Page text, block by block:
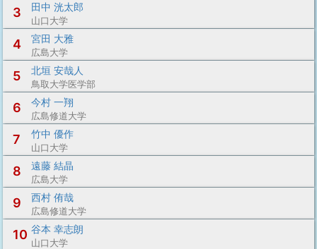
3 田中 洸太郎
山口大学
4 宮田 大雅
広島大学
5 北垣 安哉人
鳥取大学医学部
6 今村 一翔
広島修道大学
7 竹中 優作
山口大学
8 遠藤 結晶
広島大学
9 西村 侑哉
広島修道大学
10 谷本 幸志朗
山口大学